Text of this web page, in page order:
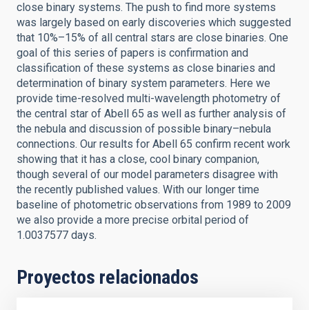
close binary systems. The push to find more systems
was largely based on early discoveries which suggested
that 10%–15% of all central stars are close binaries. One
goal of this series of papers is confirmation and
classification of these systems as close binaries and
determination of binary system parameters. Here we
provide time-resolved multi-wavelength photometry of
the central star of Abell 65 as well as further analysis of
the nebula and discussion of possible binary–nebula
connections. Our results for Abell 65 confirm recent work
showing that it has a close, cool binary companion,
though several of our model parameters disagree with
the recently published values. With our longer time
baseline of photometric observations from 1989 to 2009
we also provide a more precise orbital period of
1.0037577 days.
Proyectos relacionados